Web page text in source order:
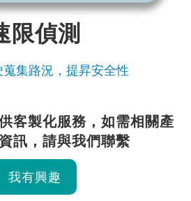
限偵測
蒐集路況，提昇安全性
客製化服務，如需相關產
訊，請與我們聯繫
我有興趣